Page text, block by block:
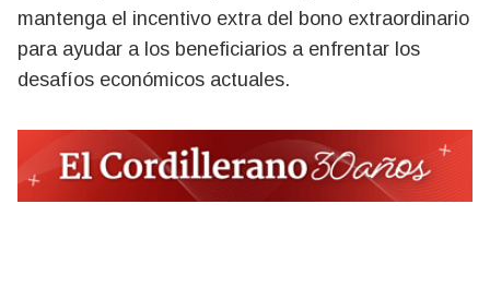
mantenga el incentivo extra del bono extraordinario
para ayudar a los beneficiarios a enfrentar los
desafíos económicos actuales.